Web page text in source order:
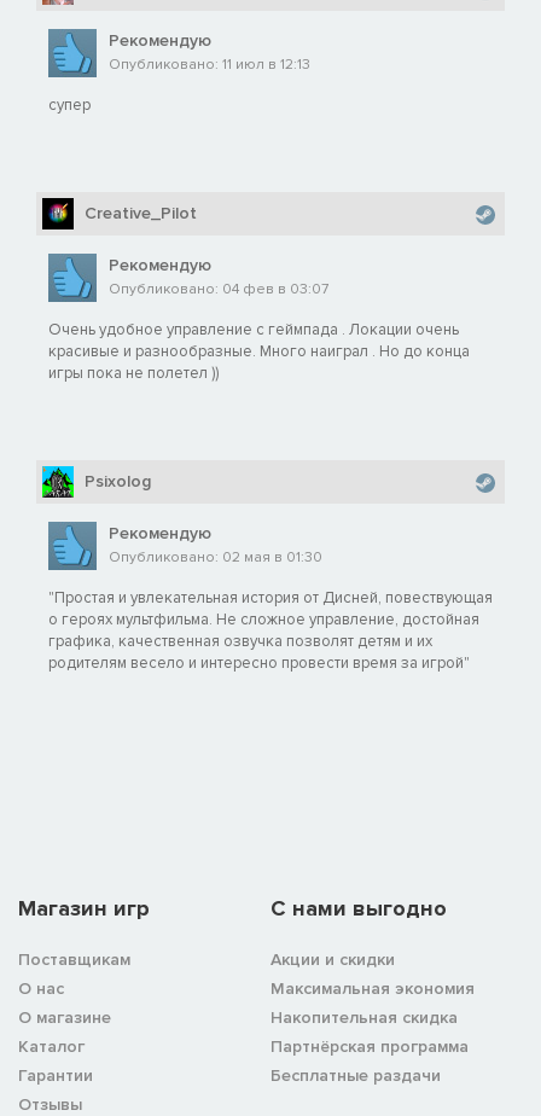
Рекомендую
Опубликовано: 11 июл в 12:13
супер
Creative_Pilot
Рекомендую
Опубликовано: 04 фев в 03:07
Очень удобное управление с геймпада . Локации очень
красивые и разнообразные. Много наиграл . Но до конца
игры пока не полетел ))
Psixolog
Рекомендую
Опубликовано: 02 мая в 01:30
"Простая и увлекательная история от Дисней, повествующая
о героях мультфильма. Не сложное управление, достойная
графика, качественная озвучка позволят детям и их
родителям весело и интересно провести время за игрой"
Магазин игр
Поставщикам
О нас
О магазине
Каталог
Гарантии
Отзывы
C нами выгодно
Акции и скидки
Максимальная экономия
Накопительная скидка
Партнёрская программа
Бесплатные раздачи